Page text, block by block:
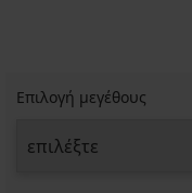
Επιλογή μεγέθους